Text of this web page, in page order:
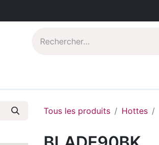
Tous les produits Hottes